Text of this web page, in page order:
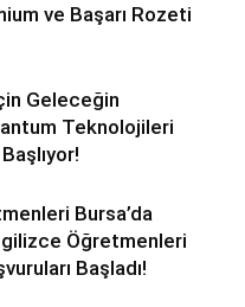
ve Başarı Rozeti
Geleceğin
Teknolojileri
Bursa’da
Öğretmenleri
Başladı!